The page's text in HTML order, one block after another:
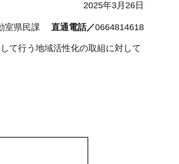
2025年3月26日
室県民課 直通電話／0664814618
て行う地域活性化の取組に対して